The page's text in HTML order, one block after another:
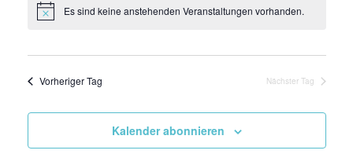
und
wählen. Es sind keine anstehenden Veranstaltungen vorhanden.
Vorheriger Tag Nächster Tag
Kalender abonnieren